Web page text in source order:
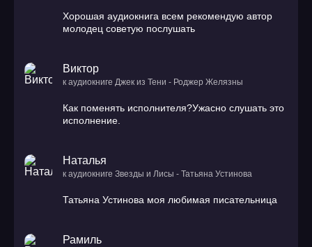
Хорошая аудиокнига всем рекомендую автор
молодец советую послушать
Виктор
к аудиокниге Джек из Тени - Роджер Желязны
Как поменять исполнителя?Ужасно слушать это
исполнение.
Наталья
к аудиокниге Звезды и Лисы - Татьяна Устинова
Татьяна Устинова моя любимая писательница
Рамиль